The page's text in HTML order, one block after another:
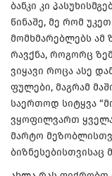
ბანკი კი
წინაშე, მე რომ
მომხმარებლებს ამ
რავქნა, როგორც
ვიყავი როცა ასე
ფულები, მაგრამ
საერთოდ სიტყვა
ვყოფილვართ
მარტო
ბიზნესებისთვისაც